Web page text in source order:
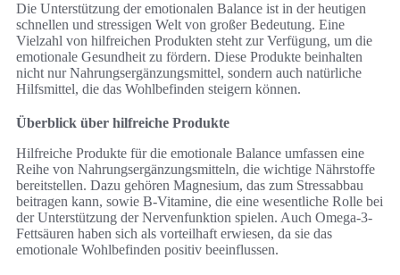
Die Unterstützung der emotionalen Balance ist in der heutigen
schnellen und stressigen Welt von großer Bedeutung. Eine
Vielzahl von hilfreichen Produkten steht zur Verfügung, um die
emotionale Gesundheit zu fördern. Diese Produkte beinhalten
nicht nur Nahrungsergänzungsmittel, sondern auch natürliche
Hilfsmittel, die das Wohlbefinden steigern können.
Überblick über hilfreiche Produkte
Hilfreiche Produkte für die emotionale Balance umfassen eine
Reihe von Nahrungsergänzungsmitteln, die wichtige Nährstoffe
bereitstellen. Dazu gehören Magnesium, das zum Stressabbau
beitragen kann, sowie B-Vitamine, die eine wesentliche Rolle bei
der Unterstützung der Nervenfunktion spielen. Auch Omega-3-
Fettsäuren haben sich als vorteilhaft erwiesen, da sie das
emotionale Wohlbefinden positiv beeinflussen.